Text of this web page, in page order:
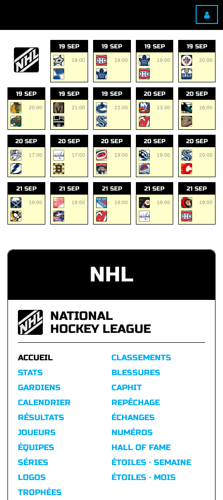
19 SEP
19:00
19 SEP
19:00
19 SEP
19:00
19 SEP
20:00
19 SEP
20:00
19 SEP
21:00
19 SEP
22:00
20 SEP
13:00
20 SEP
16:00
20 SEP
17:00
20 SEP
17:00
20 SEP
19:00
20 SEP
19:00
20 SEP
20:00
21 SEP
19:00
21 SEP
19:00
21 SEP
19:00
21 SEP
19:00
21 SEP
19:00
NHL
NATIONAL
HOCKEY LEAGUE
ACCUEIL
STATS
GARDIENS
CALENDRIER
RÉSULTATS
CLASSEMENTS
BLESSURES
CAPHIT
REPÊCHAGE
ÉCHANGES
JOUEURS
ÉQUIPES
SÉRIES
LOGOS
TROPHÉES
NUMÉROS
HALL OF FAME
ÉTOILES · SEMAINE
ÉTOILES · MOIS